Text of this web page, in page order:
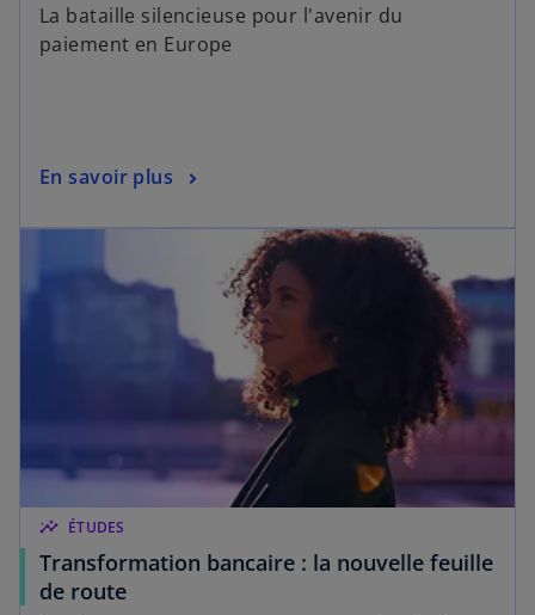
La bataille silencieuse pour l'avenir du
paiement en Europe
En savoir plus
insights ÉTUDES
Transformation bancaire : la nouvelle feuille
de route